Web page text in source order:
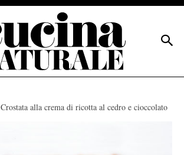
Crostata alla crema di ricotta al cedro e cioccolato